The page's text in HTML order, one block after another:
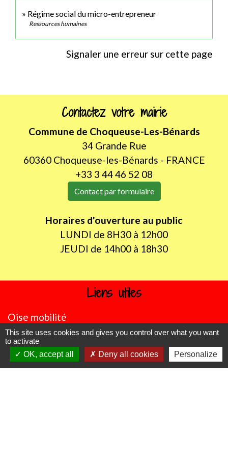
Régime social du micro-entrepreneur
Ressources humaines
Signaler une erreur sur cette page
Contactez votre mairie
Commune de Choqueuse-Les-Bénards
34 Grande Rue
60360 Choqueuse-les-Bénards - FRANCE
+33 3 44 46 52 08
Contact par formulaire
Horaires d'ouverture au public
LUNDI de 8H30 à 12h00
JEUDI de 14h00 à 18h30
Liens utiles
Oise mobilité
Agence nationale des titres sécurisés
Procuration de vote
Service Public
This site uses cookies and gives you control over what you want
to activate
OK, accept all
Deny all cookies Personalize